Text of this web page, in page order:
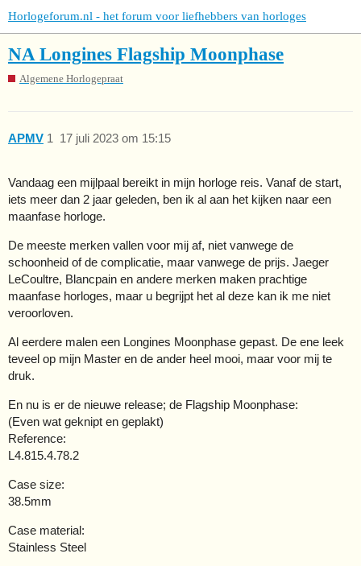
Horlogeforum.nl - het forum voor liefhebbers van horloges
NA Longines Flagship Moonphase
Algemene Horlogepraat
APMV 17 juli 2023 om 15:15
1
Vandaag een mijlpaal bereikt in mijn horloge reis. Vanaf de start,
iets meer dan 2 jaar geleden, ben ik al aan het kijken naar een
maanfase horloge.
De meeste merken vallen voor mij af, niet vanwege de
schoonheid of de complicatie, maar vanwege de prijs. Jaeger
LeCoultre, Blancpain en andere merken maken prachtige
maanfase horloges, maar u begrijpt het al deze kan ik me niet
veroorloven.
Al eerdere malen een Longines Moonphase gepast. De ene leek
teveel op mijn Master en de ander heel mooi, maar voor mij te
druk.
En nu is er de nieuwe release; de Flagship Moonphase:
(Even wat geknipt en geplakt)
Reference:
L4.815.4.78.2
Case size:
38.5mm
Case material:
Stainless Steel